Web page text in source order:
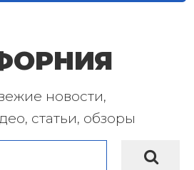
новости,
статьи, обзоры